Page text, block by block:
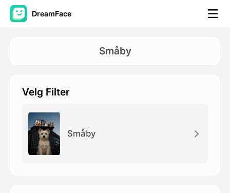
DreamFace
AI Video
Foto
Andre verktøy
Småby
Velg Filter
Småby